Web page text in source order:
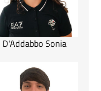
D'Addabbo Sonia